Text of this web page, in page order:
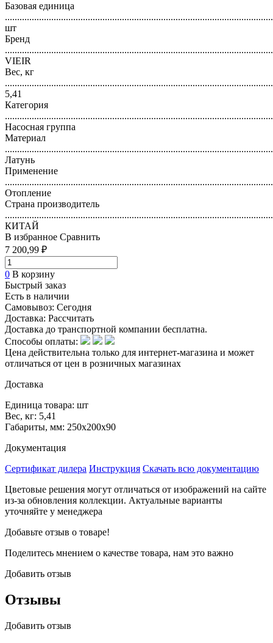
Базовая единица
шт
Бренд
VIEIR
Вес, кг
5,41
Категория
Насосная группа
Материал
Латунь
Применение
Отопление
Страна производитель
КИТАЙ
В избранное Сравнить
7 200,99 ₽
0 В корзину
Быстрый заказ
Есть в наличии
Самовывоз: Сегодня
Доставка: Рассчитать
Доставка до транспортной компании бесплатна.
Способы оплаты:
Цена действительна только для интернет-магазина и может
отличаться от цен в розничных магазинах
Доставка
Единица товара: шт
Вес, кг: 5,41
Габариты, мм: 250х200х90
Документация
Сертификат дилера Инструкция Скачать всю документацию
Цветовые решения могут отличаться от изображений на сайте
из-за обновления коллекции. Актуальные варианты
уточняйте у менеджера
Добавьте отзыв о товаре!
Поделитесь мнением о качестве товара, нам это важно
Добавить отзыв
Отзывы
Добавить отзыв